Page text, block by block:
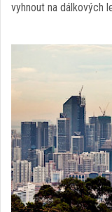
vyhnout na dálkových